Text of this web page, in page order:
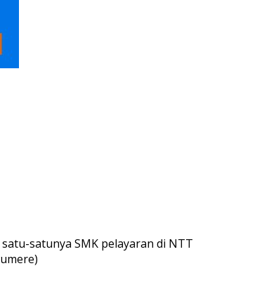
satunya SMK pelayaran di NTT